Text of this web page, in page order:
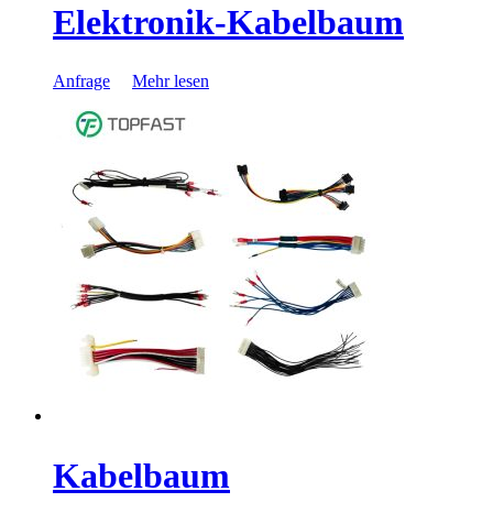
Elektronik-Kabelbaum
Anfrage Mehr lesen
Kabelbaum